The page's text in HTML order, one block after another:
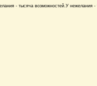
- тысяча возможностей.У нежелания